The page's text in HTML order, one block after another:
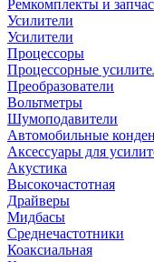
Ремкомплекты и
Усилители
Усилители
Процессоры
Процессорные
Преобразователи
Вольтметры
Шумоподавители
Автомобильные
Аксессуары для
Акустика
Высокочастотная
Драйверы
Мидбасы
Среднечастотники
Коаксиальная